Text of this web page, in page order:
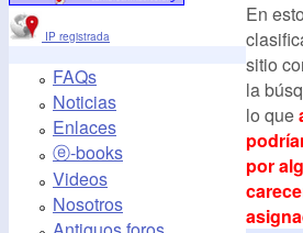
IP registrada
FAQs
Noticias
Enlaces
ⓔ-books
Videos
Nosotros
En
sitio
la
lo que
por